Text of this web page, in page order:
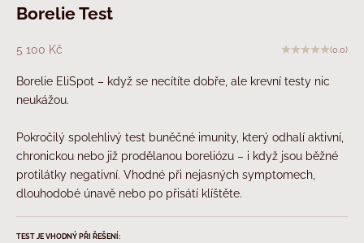
Borelie Test
Prodejní cena
5 100 Kč (0.0)
Borelie EliSpot – když se necítíte dobře, ale krevní testy nic
neukážou.
Pokročilý spolehlivý test buněčné imunity, který odhalí aktivní,
chronickou nebo již prodělanou boreliózu – i když jsou běžné
protilátky negativní. Vhodné při nejasných symptomech,
dlouhodobé únavě nebo po přisátí klíštěte.
TEST JE VHODNÝ PŘI ŘEŠENÍ: